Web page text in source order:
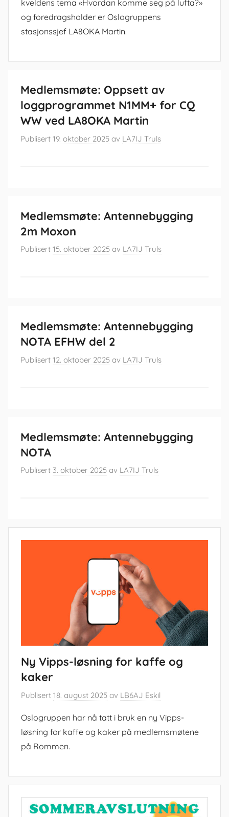
kveldens tema «Hvordan komme seg på lufta?»
og foredragsholder er Oslogruppens
stasjonssjef LA8OKA Martin.
Medlemsmøte: Oppsett av
loggprogrammet N1MM+ for CQ
WW ved LA8OKA Martin
Publisert 19. oktober 2025 av LA7IJ Truls
Medlemsmøte: Antennebygging
2m Moxon
Publisert 15. oktober 2025 av LA7IJ Truls
Medlemsmøte: Antennebygging
NOTA EFHW del 2
Publisert 12. oktober 2025 av LA7IJ Truls
Medlemsmøte: Antennebygging
NOTA
Publisert 3. oktober 2025 av LA7IJ Truls
Ny Vipps-løsning for kaffe og
kaker
Publisert 18. august 2025 av LB6AJ Eskil
Oslogruppen har nå tatt i bruk en ny Vipps-
løsning for kaffe og kaker på medlemsmøtene
på Rommen.